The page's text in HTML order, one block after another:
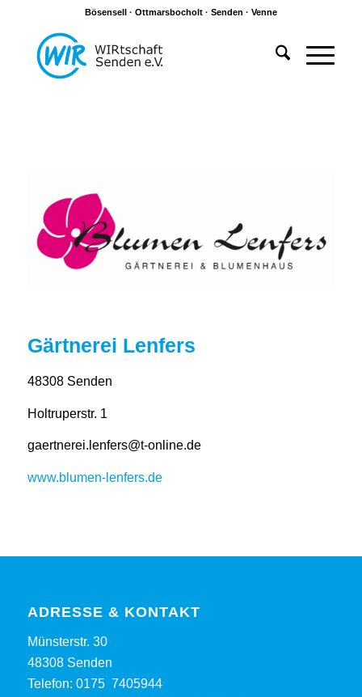
Bösensell · Ottmarsbocholt · Senden · Venne
Gärtnerei Lenfers
48308 Senden
Holtruperstr. 1
gaertnerei.lenfers@t-online.de
www.blumen-lenfers.de
ADRESSE & KONTAKT
Münsterstr. 30
48308 Senden
Telefon: 0175 7405944